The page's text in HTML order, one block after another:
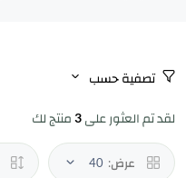
تصفية حسب
لقد تم العثور على 3 منتج لك
عرض: 40